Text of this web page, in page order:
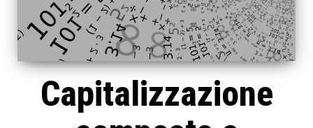
Capitalizzazione